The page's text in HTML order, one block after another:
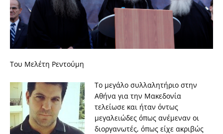
Toυ Μελέτη Ρεντούμη
Το μεγάλο συλλαλητήριο στην
Αθήνα για την Μακεδονία
τελείωσε και ήταν όντως
μεγαλειώδες όπως ανέμεναν οι
διοργανωτές, όπως είχε ακριβώς